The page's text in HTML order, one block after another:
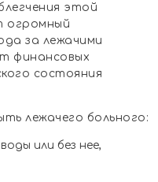
этой
огромный
за лежачими
финансовых
состояния
лежачего больного:
или без нее,